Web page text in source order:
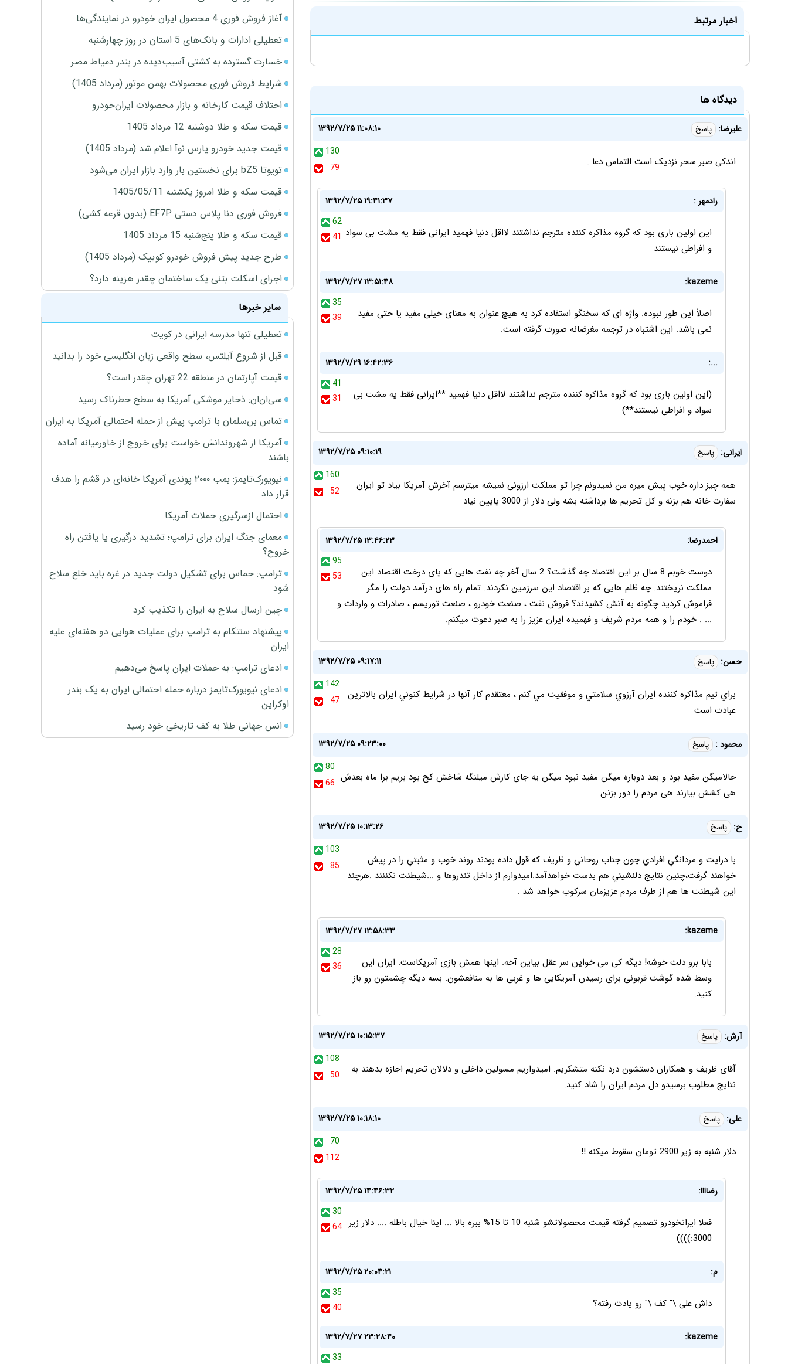
اخبار مرتبط
دیدگاه ها
علیرضا: پاسخ
۱۳۹۲/۷/۲۵ ۱۱:۰۸:۱۰
130
79
اندکی صبر سحر نزدیک است التماس دعا .
رادمهر :
۱۳۹۲/۷/۲۵ ۱۹:۴۱:۳۷
62
41 این اولین باری بود که گروه مذاکره کننده مترجم نداشتند لااقل دنیا فهمید ایرانی فقط یه مشت بی سواد
و افراطی نیستند
kazeme:
۱۳۹۲/۷/۲۷ ۱۳:۵۱:۴۸
35
39
اصلاً این طور نبوده. واژه ای که سخنگو استفاده کرد به هیچ عنوان به معنای خیلی مفید یا حتی مفید
نمی باشد. این اشتباه در ترجمه مغرضانه صورت گرفته است.
...:
۱۳۹۲/۷/۲۹ ۱۶:۴۲:۳۶
41
31
(این اولین باری بود که گروه مذاکره کننده مترجم نداشتند لااقل دنیا فهمید **ایرانی فقط یه مشت بی
سواد و افراطی نیستند**)
ایرانی: پاسخ
۱۳۹۲/۷/۲۵ ۰۹:۱۰:۱۹
160
52
همه چیز داره خوب پیش میره من نمیدونم چرا تو مملکت ارزونی نمیشه میترسم آخرش آمریکا بیاد تو ایران
سفارت خانه هم بزنه و کل تحریم ها برداشته بشه ولی دلار از 3000 پایین نیاد
احمدرضا:
۱۳۹۲/۷/۲۵ ۱۳:۴۶:۲۳
95
53
دوست خوبم 8 سال بر این اقتصاد چه گذشت؟ 2 سال آخر چه نفت هایی که پای درخت اقتصاد این
مملکت نریختند. چه ظلم هایی که بر اقتصاد این سرزمین نکردند. تمام راه های درآمد دولت را مگر
فراموش کردید چگونه به آتش کشیدند؟ فروش نفت ، صنعت خودرو ، صنعت توریسم ، صادرات و واردات و
... . خودم را و همه مردم شریف و فهمیده ایران عزیز را به صبر دعوت میکنم.
حسن: پاسخ
۱۳۹۲/۷/۲۵ ۰۹:۱۷:۱۱
142
47
براي تيم مذاکره کننده ايران آرزوي سلامتي و موفقيت مي کنم ، معتقدم کار آنها در شرايط کنوني ايران بالاترين
عبادت است
محمود : پاسخ
۱۳۹۲/۷/۲۵ ۰۹:۲۳:۰۰
80
66 حالامیگن مفید بود و بعد دوباره میگن مفید نبود میگن یه جای کارش میلنگه شاخش کج بود بریم برا ماه بعدش
هی کشش بیارند هی مردم را دور بزنن
ح: پاسخ
۱۳۹۲/۷/۲۵ ۱۰:۱۳:۲۶
103
85
با درايت و مردانگي افرادي چون جناب روحاني و ظريف که قول داده بودند روند خوب و مثبتي را در پيش
خواهند گرفت،چنين نتايج دلنشيني هم بدست خواهدآمد.اميدوارم از داخل تندروها و ...شيطنت نکننند .هرچند
اين شيطنت ها هم از طرف مردم عزيزمان سرکوب خواهد شد .
kazeme:
۱۳۹۲/۷/۲۷ ۱۲:۵۸:۳۳
28
36
بابا برو دلت خوشه! دیگه کی می خواین سر عقل بیاین آخه. اینها همش بازی آمریکاست. ایران این
وسط شده گوشت قربونی برای رسیدن آمریکایی ها و غربی ها به منافعشون. بسه دیگه چشمتون رو باز
کنید.
آرش: پاسخ
۱۳۹۲/۷/۲۵ ۱۰:۱۵:۳۷
108
50
آقای ظریف و همکاران دستشون درد نکنه متشکریم. امیدواریم مسولین داخلی و دلالان تحریم اجازه بدهند به
نتایج مطلوب برسیدو دل مردم ایران را شاد کنید.
علی: پاسخ
۱۳۹۲/۷/۲۵ ۱۰:۱۸:۱۰
70
112
دلار شنبه به زیر 2900 تومان سقوط میکنه !!
رضاااا:
۱۳۹۲/۷/۲۵ ۱۴:۴۶:۳۲
30
64 فعلا ایرانخودرو تصمیم گرفته قیمت محصولاتشو شنبه 10 تا 15% ببره بالا ... اینا خیال باطله .... دلار زیر
3000:))))
م:
۱۳۹۲/۷/۲۵ ۲۰:۰۴:۲۱
35
40
داش علی \" کف \" رو یادت رفته؟
kazeme:
۱۳۹۲/۷/۲۷ ۲۳:۲۸:۴۰
33
آغاز فروش فوری 4 محصول ایران خودرو در نمایندگی‌ها
تعطیلی ادارات و بانک‌های 5 استان در روز چهارشنبه
خسارت گسترده به کشتی آسیب‌دیده در بندر دمیاط مصر
شرایط فروش فوری محصولات بهمن موتور (مرداد 1405)
اختلاف قیمت کارخانه و بازار محصولات ایران‌خودرو
قیمت سکه و طلا دوشنبه 12 مرداد 1405
قیمت جدید خودرو پارس نوآ اعلام شد (مرداد 1405)
تویوتا bZ5 برای نخستین بار وارد بازار ایران می‌شود
قیمت سکه و طلا امروز یکشنبه 1405/05/11
فروش فوری دنا پلاس دستی EF7P (بدون قرعه کشی)
قیمت سکه و طلا پنج‌شنبه 15 مرداد 1405
طرح جدید پیش فروش خودرو کوییک (مرداد 1405)
اجرای اسکلت بتنی یک ساختمان چقدر هزینه دارد؟
سایر خبرها
تعطیلی تنها مدرسه ایرانی در کویت
قبل از شروع آیلتس، سطح واقعی زبان انگلیسی خود را بدانید
قیمت آپارتمان در منطقه 22 تهران چقدر است؟
سی‌ان‌ان: ذخایر موشکی آمریکا به سطح خطرناک رسید
تماس بن‌سلمان با ترامپ پیش از حمله احتمالی آمریکا به ایران
آمریکا از شهروندانش خواست برای خروج از خاورمیانه آماده
باشند
نیویورک‌تایمز: بمب ۲۰۰۰ پوندی آمریکا خانه‌ای در قشم را هدف
قرار داد
احتمال ازسرگیری حملات آمریکا
معمای جنگ ایران برای ترامپ؛ تشدید درگیری یا یافتن راه
خروج؟
ترامپ: حماس برای تشکیل دولت جدید در غزه باید خلع سلاح
شود
چین ارسال سلاح به ایران را تکذیب کرد
پیشنهاد سنتکام به ترامپ برای عملیات هوایی دو هفته‌ای علیه
ایران
ادعای ترامپ: به حملات ایران پاسخ می‌دهیم
ادعای نیویورک‌تایمز درباره حمله احتمالی ایران به یک بندر
اوکراین
انس جهانی طلا به کف تاریخی خود رسید